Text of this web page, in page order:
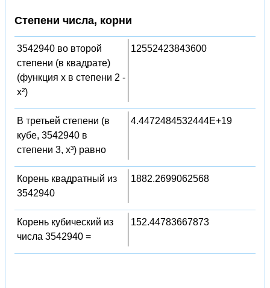
Степени числа, корни
3542940 во второй
степени (в квадрате)
(функция x в степени 2 -
x²)
12552423843600
В третьей степени (в
кубе, 3542940 в
степени 3, x³) равно
4.4472484532444E+19
Корень квадратный из
3542940
1882.2699062568
Корень кубический из
числа 3542940 =
152.44783667873